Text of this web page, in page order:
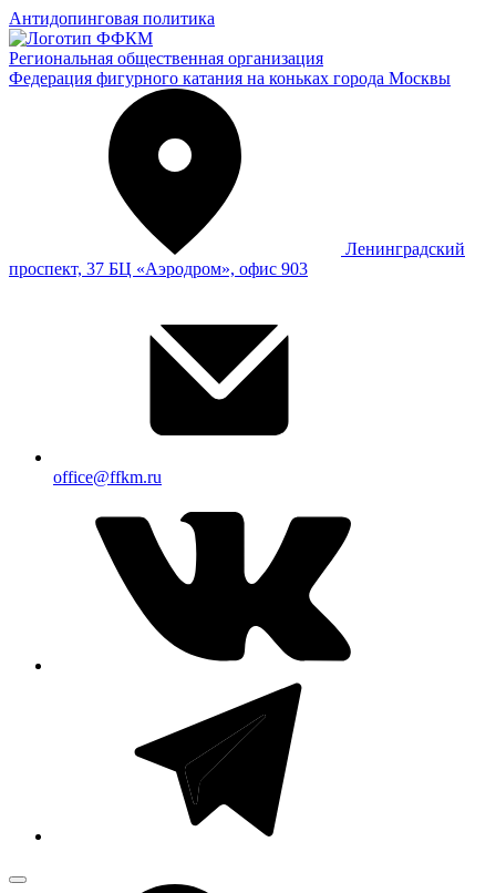
Антидопинговая политика
Региональная общественная организация
Федерация фигурного катания на коньках города Москвы
Ленинградский
проспект, 37 БЦ «Аэродром», офис 903
office@ffkm.ru